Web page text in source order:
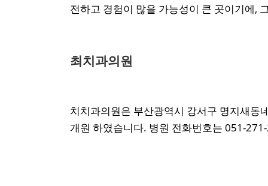
전하고 경험이 많을 가능성이 큰 곳이기에,
최치과의원
치치과의원은 부산광역시 강서구 명지새
개원 하였습니다. 병원 전화번호는 051-